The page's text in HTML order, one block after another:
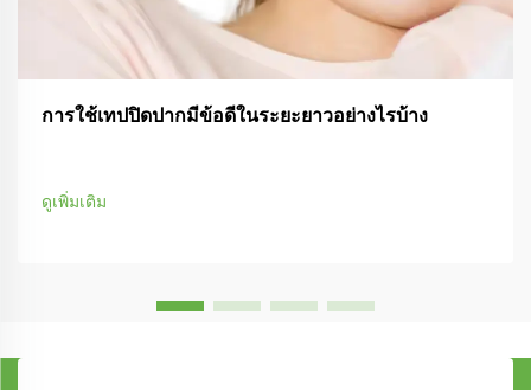
การใช้เทปปิดปากมีข้อดีในระยะยาวอย่างไรบ้าง
ดูเพิ่มเติม